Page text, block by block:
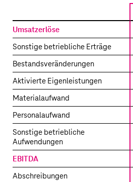
Ergebnis
nach
Steuern
aus
dem
aufgegebenen
Geschäftsbereich
Umsatzerlöse
Sonstige betriebliche Erträge
Bestandsveränderungen
Aktivierte Eigenleistungen
Materialaufwand
Personalaufwand
Sonstige betriebliche
Aufwendungen
EBITDA
Abschreibungen